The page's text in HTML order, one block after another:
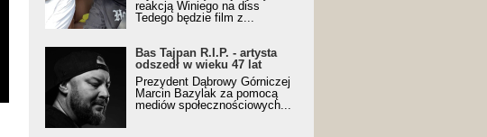
reakcją Winiego na diss
Tedego będzie film z...
Bas Tajpan R.I.P. - artysta
odszedł w wieku 47 lat
Prezydent Dąbrowy Górniczej
Marcin Bazylak za pomocą
mediów społecznościowych...